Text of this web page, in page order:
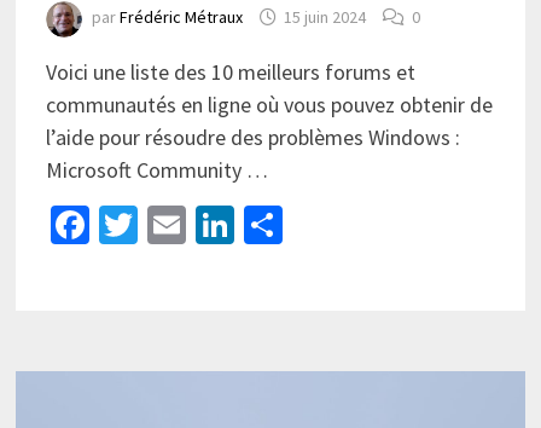
parFrédéric Métraux 15 juin 2024 0
Voici une liste des 10 meilleurs forums et
communautés en ligne où vous pouvez obtenir de
l’aide pour résoudre des problèmes Windows :
Microsoft Community …
Facebook
Twitter
EmailLinkedIn
Partager